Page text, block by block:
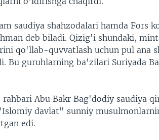
saudiya shahzodalari hamda Fors
deb biladi. Qizig'i shundaki,
qo'llab-quvvatlash uchun pul ana
Bu guruhlarning ba'zilari Suriyada
Abu Bakr Bag'dodiy saudiya
davlat" sunniy
edi.